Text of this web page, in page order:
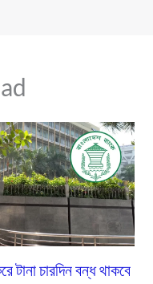
টানা চারদিন বন্ধ থাকবে